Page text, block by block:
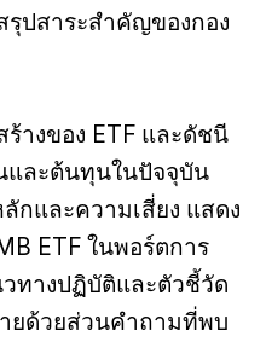
ปสาระสำคัญของกอง
างของ ETF และดัชนี
และต้นทุนในปัจจุบัน
กและความเสี่ยง แสดง
ETF ในพอร์ตการ
ทางปฏิบัติและตัวชี้วัด
ยด้วยส่วนคำถามที่พบ